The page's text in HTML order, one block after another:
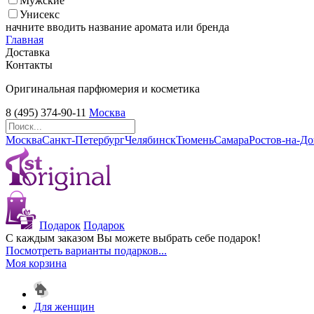
Унисекс
начните вводить название аромата или бренда
Главная
Доставка
Контакты
Оригинальная парфюмерия и косметика
8 (495) 374-90-11 Москва
МоскваСанкт-ПетербургЧелябинскТюменьСамараРостов-на-
Подарок Подарок
С каждым заказом Вы можете выбрать себе подарок!
Посмотреть варианты подарков...
Моя корзина
Для женщин